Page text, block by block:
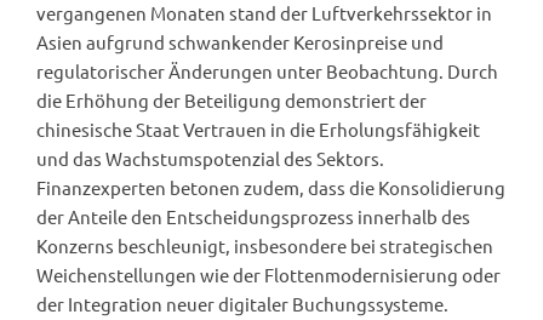
vergangenen Monaten stand der Luftverkehrssektor in
Asien aufgrund schwankender Kerosinpreise und
regulatorischer Änderungen unter Beobachtung. Durch
die Erhöhung der Beteiligung demonstriert der
chinesische Staat Vertrauen in die Erholungsfähigkeit
und das Wachstumspotenzial des Sektors.
Finanzexperten betonen zudem, dass die Konsolidierung
der Anteile den Entscheidungsprozess innerhalb des
Konzerns beschleunigt, insbesondere bei strategischen
Weichenstellungen wie der Flottenmodernisierung oder
der Integration neuer digitaler Buchungssysteme.